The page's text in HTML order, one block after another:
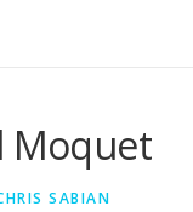
Moquet
SABIAN